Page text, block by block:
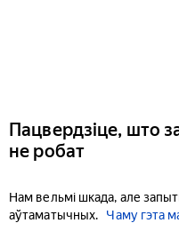
Пацвердзіце, што
не робат
Нам вельмі шкада, але
аўтаматычных.
Чаму гэта